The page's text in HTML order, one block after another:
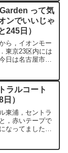
プが1つもらえま
って気
ンでいいじゃ
245日）
ら，イオンモー
東京23区内には
日は名古屋市西
は，このあたり
ラルコート
）
東浦，セントラ
，赤いテープで
なってました．